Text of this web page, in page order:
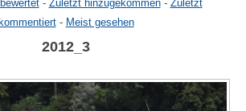
- Zuletzt hinzugekommen- Zuletzt
kommentiert- Meist gesehen
2012_3